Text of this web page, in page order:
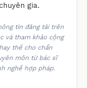
gia.
tin đăng tải trên
và tham khảo cộng
thế cho chẩn
môn từ bác sĩ
nghề hợp pháp.